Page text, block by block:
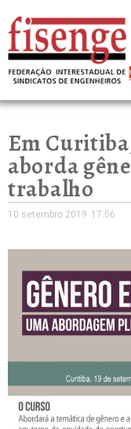
Em
aborda
trabalho
10 setembro 2019 17:56